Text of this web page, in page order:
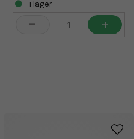
i lager
- +